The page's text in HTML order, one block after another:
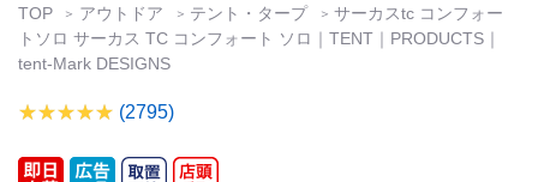
TOP アウトドア テント・タープ
サーカスtc コンフォー
トソロ サーカス TC コンフォート ソロ｜TENT｜PRODUCTS｜
tent-Mark DESIGNS
(2795)